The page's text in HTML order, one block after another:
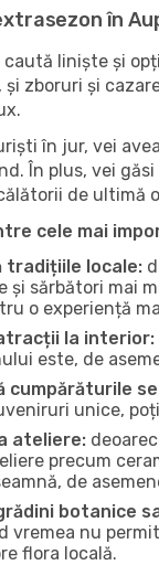
în
caută liniște și
zboruri și
în jur, vei
În plus, vei
de ultimă
cele mai
tradițiile locale:
și sărbători mai
o experiență
la interior:
este, de
cumpărăturile
unice,
ateliere:
precum
de
botanice
vremea nu
flora locală.